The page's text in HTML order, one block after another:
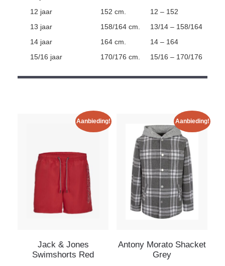
12 jaar
152 cm.
12 – 152
13 jaar
158/164 cm.
13/14 – 158/164
14 jaar
164 cm.
14 – 164
15/16 jaar
170/176 cm. 15/16 – 170/176
Aanbieding!
Jack & Jones
Swimshorts Red
Aanbieding!
Antony Morato Shacket
Grey